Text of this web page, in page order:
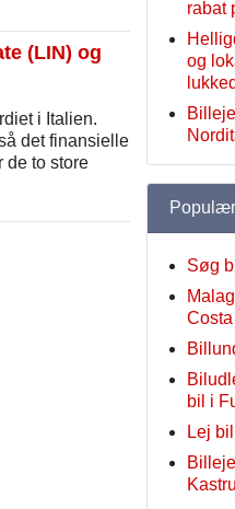
(LIN) og
i Italien.
det finansielle
de to store
rabat
og
Søg
Costa
bil i
Lej